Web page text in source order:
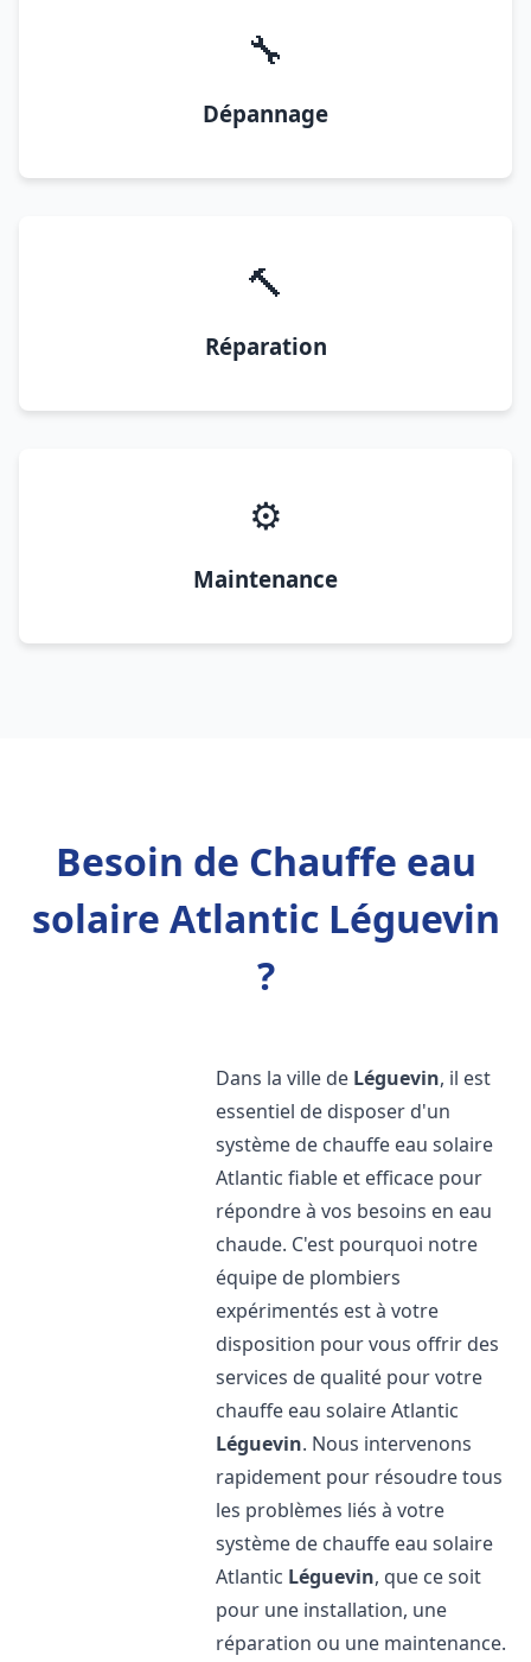
🔧
Dépannage
🔨
Réparation
⚙️
Maintenance
Besoin de Chauffe eau
solaire Atlantic Léguevin
?
Dans la ville de Léguevin, il est
essentiel de disposer d'un
système de chauffe eau solaire
Atlantic fiable et efficace pour
répondre à vos besoins en eau
chaude. C'est pourquoi notre
équipe de plombiers
expérimentés est à votre
disposition pour vous offrir des
services de qualité pour votre
chauffe eau solaire Atlantic
Léguevin. Nous intervenons
rapidement pour résoudre tous
les problèmes liés à votre
système de chauffe eau solaire
Atlantic Léguevin, que ce soit
pour une installation, une
réparation ou une maintenance.